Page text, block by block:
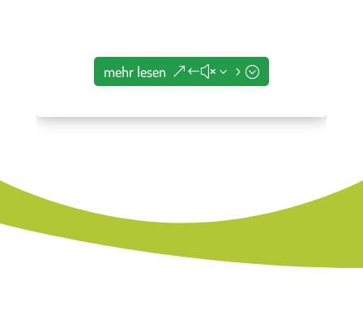
mehr lesen